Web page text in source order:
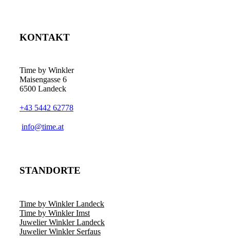
KONTAKT
Time by Winkler
Maisengasse 6
6500 Landeck
+43 5442 62778
­info@time.at
STANDORTE
Time by Winkler Landeck
Time by Winkler Imst
Juwelier Winkler Landeck
Juwelier Winkler Serfaus